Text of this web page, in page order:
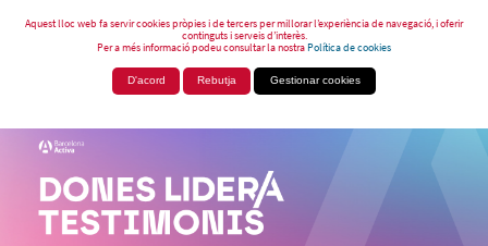
Aquest lloc web fa servir cookies pròpies i de tercers per millorar l’experiència de navegació, i oferir
continguts i serveis d’interès.
Per a més informació podeu consultar la nostraPolítica de cookies
D'acord Rebutja Gestionar cookies